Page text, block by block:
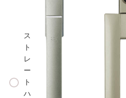
ス
ト
レ
ー
ト
ハ